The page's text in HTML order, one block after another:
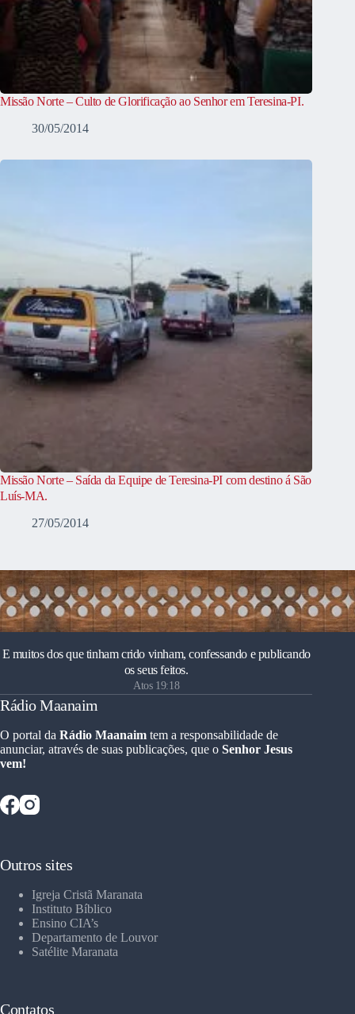
Missão Norte – Culto de Glorificação ao Senhor em Teresina-PI.
30/05/2014
Missão Norte – Saída da Equipe de Teresina-PI com destino á São
Luís-MA.
27/05/2014
E muitos dos que tinham crido vinham, confessando e publicando
os seus feitos.
Atos 19:18
Rádio Maanaim
O portal da Rádio Maanaim tem a responsabilidade de
anunciar, através de suas publicações, que o Senhor Jesus
vem!
Outros sites
Igreja Cristã Maranata
Instituto Bíblico
Ensino CIA’s
Departamento de Louvor
Satélite Maranata
Contatos